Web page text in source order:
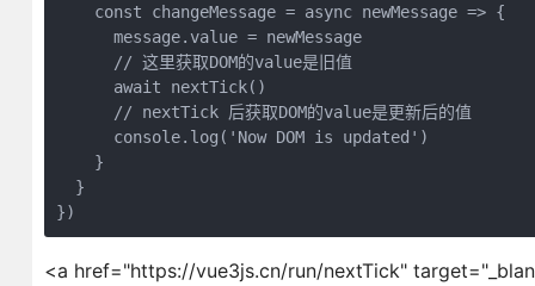
    const changeMessage = async newMessage => {
      message.value = newMessage
      // 这里获取DOM的value是旧值
      await nextTick()
      // nextTick 后获取DOM的value是更新后的值
      console.log('Now DOM is updated')
    }
  }
<a href="https://vue3js.cn/run/nextTick"